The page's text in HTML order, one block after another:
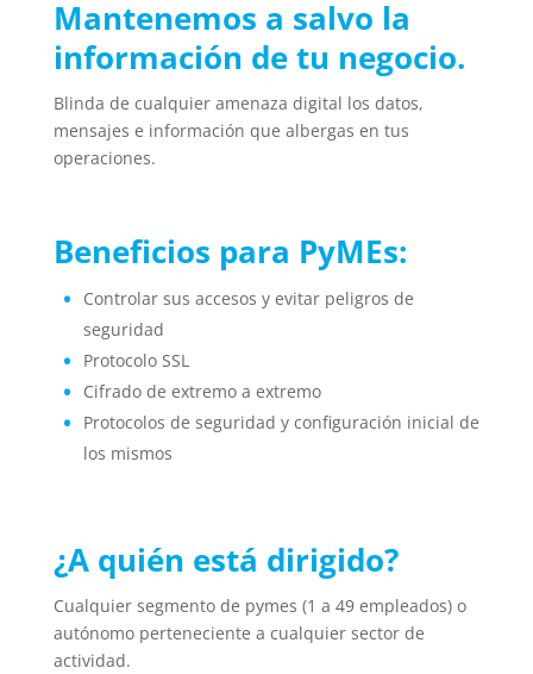
Mantenemos a salvo la
información de tu negocio.
Blinda de cualquier amenaza digital los datos,
mensajes e información que albergas en tus
operaciones.
Beneficios para PyMEs:
Controlar sus accesos y evitar peligros de
seguridad
Protocolo SSL
Cifrado de extremo a extremo
Protocolos de seguridad y configuración inicial de
los mismos
¿A quién está dirigido?
Cualquier segmento de pymes (1 a 49 empleados) o
autónomo perteneciente a cualquier sector de
actividad.